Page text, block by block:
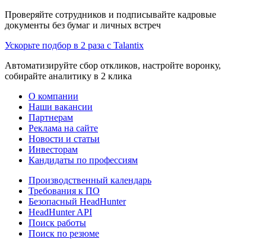
Проверяйте сотрудников и подписывайте кадровые
документы без бумаг и личных встреч
Ускорьте подбор в 2 раза с Talantix
Автоматизируйте сбор откликов, настройте воронку,
собирайте аналитику в 2 клика
О компании
Наши вакансии
Партнерам
Реклама на сайте
Новости и статьи
Инвесторам
Кандидаты по профессиям
Производственный календарь
Требования к ПО
Безопасный HeadHunter
HeadHunter API
Поиск работы
Поиск по резюме